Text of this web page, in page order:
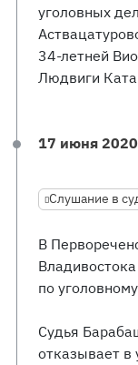
уголовных
34-летней
Людвиги
17 июня 2020
Слушание в
В
по
Судья
отказывает в